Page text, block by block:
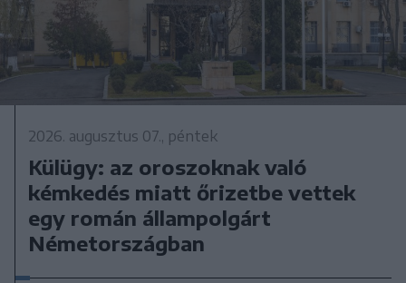
2026. augusztus 07., péntek
Külügy: az oroszoknak való
kémkedés miatt őrizetbe vettek
egy román állampolgárt
Németországban